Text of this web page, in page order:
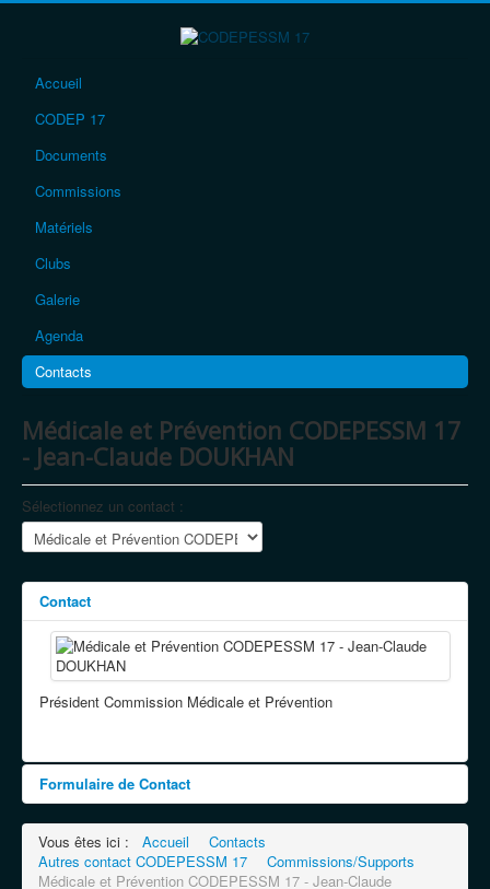
Accueil
CODEP 17
Documents
Commissions
Matériels
Clubs
Galerie
Agenda
Contacts
Médicale et Prévention CODEPESSM 17
- Jean-Claude DOUKHAN
Sélectionnez un contact :
Contact
Fonction:
Président Commission Médicale et Prévention
Formulaire de Contact
Envoyer un e-mail
Vous êtes ici : Accueil
Contacts
Autres contact CODEPESSM 17
Commissions/Supports
Médicale et Prévention CODEPESSM 17 - Jean-Claude